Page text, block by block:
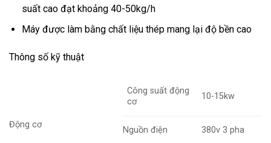
suất cao đạt khoảng 40-50kg/h
Máy được làm bằng chất liệu thép mang lại độ bền cao
Thông số kỹ thuật
Động cơ
Công suất động
cơ
10-15kw
Nguồn điện 380v 3 pha